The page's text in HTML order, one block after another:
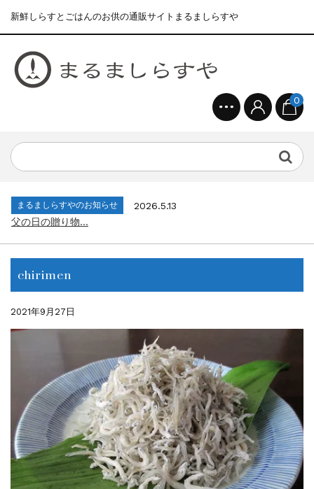
新鮮しらすとごはんのお供の通販サイトまるましらすや
0
夏の贈り物...
まるましらすやのお知らせ
2026.5.13
まるましらすやのお知らせ
2026.4.17
生しらす、生桜えびの沖漬け...
まるましらすやのお知らせ
まるましらすやのお知らせ
2026.5.13
まるましらすやのお知らせ
2026.4.17
生しらす、生桜えびの沖漬け...
まるましらすやのお知らせ
2026.3.21
しらす、桜えび新漁始まりました！！...
まるましらすやのお知らせ
2026.1.15
合格を❝しらす❞！！知らせよう！...
chirimen
2021年9月27日